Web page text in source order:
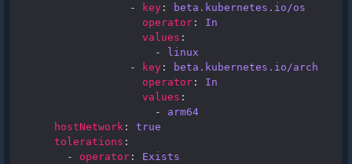
-
key :
beta.kubernetes.io/os
operator :
In
values :
-
linux
-
key :
beta.kubernetes.io/arch
operator :
In
values :
-
arm64
hostNetwork :
true
tolerations :
-
operator :
Exists